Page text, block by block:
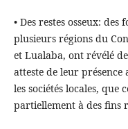
• Des restes osseux:
plusieurs régions du
et Lualaba, ont révélé
atteste de leur
les sociétés locales,
partiellement à des fins